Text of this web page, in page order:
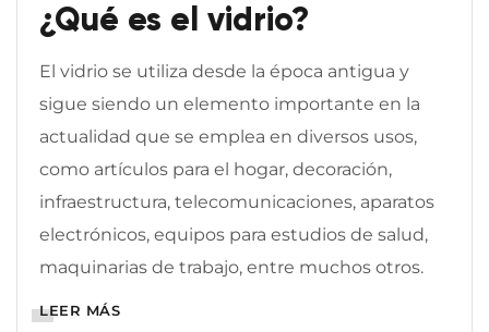
¿Qué es el vidrio?
El vidrio se utiliza desde la época antigua y
sigue siendo un elemento importante en la
actualidad que se emplea en diversos usos,
como artículos para el hogar, decoración,
infraestructura, telecomunicaciones, aparatos
electrónicos, equipos para estudios de salud,
maquinarias de trabajo, entre muchos otros.
LEER MÁS